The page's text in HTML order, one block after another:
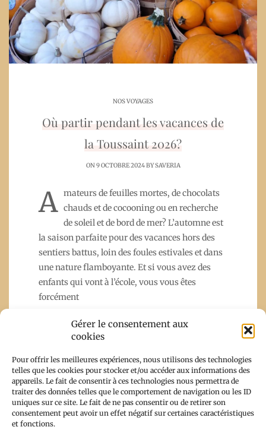
Gérer le consentement aux
cookies
Pour offrir les meilleures expériences, nous utilisons des technologies
telles que les cookies pour stocker et/ou accéder aux informations des
appareils. Le fait de consentir à ces technologies nous permettra de
traiter des données telles que le comportement de navigation ou les ID
uniques sur ce site. Le fait de ne pas consentir ou de retirer son
consentement peut avoir un effet négatif sur certaines caractéristiques
et fonctions.
NOS VOYAGES
Où partir pendant les vacances de
la Toussaint 2026?
ON 9 OCTOBRE 2024 BYSAVERIA
A mateurs de feuilles mortes, de chocolats
chauds et de cocooning ou en recherche
de soleil et de bord de mer? L’automne est
la saison parfaite pour des vacances hors des
sentiers battus, loin des foules estivales et dans
une nature flamboyante. Et si vous avez des
enfants qui vont à l’école, vous vous êtes
forcément
Read More